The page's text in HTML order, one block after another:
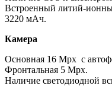
Встроенный литий-
3220 мАч.
Камера
Основная 16 Mpx с
Фронтальная 5 Mpx.
Наличие светодиодной